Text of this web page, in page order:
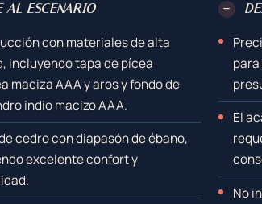
AL ESCENARIO
con materiales de alta
incluyendo tapa de pícea
maciza AAA y aros y fondo de
indio macizo AAA.
cedro con diapasón de ébano,
excelente confort y
−
El
No